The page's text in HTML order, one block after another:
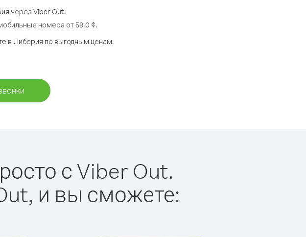
через Viber Out.
номера от 59.0 ¢.
в Либерия по выгодным ценам.
с Viber Out.
и вы сможете: